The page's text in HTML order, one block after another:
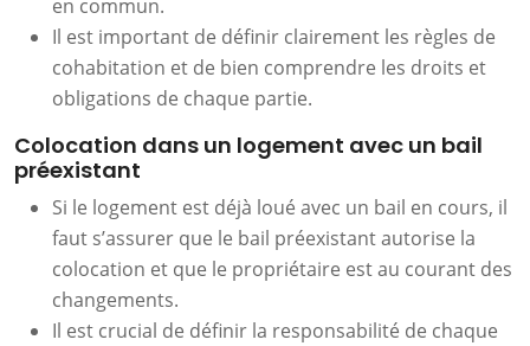
en commun.
Il est important de définir clairement les règles de
cohabitation et de bien comprendre les droits et
obligations de chaque partie.
Colocation dans un logement avec un bail
préexistant
Si le logement est déjà loué avec un bail en cours, il
faut s’assurer que le bail préexistant autorise la
colocation et que le propriétaire est au courant des
changements.
Il est crucial de définir la responsabilité de chaque